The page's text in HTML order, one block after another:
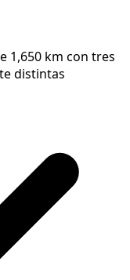
1,650 km con tres
distintas